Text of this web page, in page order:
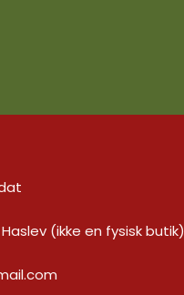
(ikke en fysisk butik)